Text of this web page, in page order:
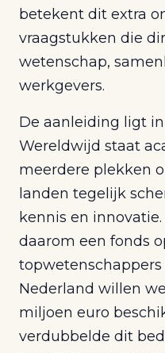
betekent dit extra
vraagstukken die
wetenschap,
werkgevers.
De aanleiding ligt
Wereldwijd staat
meerdere plekken
landen tegelijk
kennis en
daarom een fonds
Nederland willen
miljoen euro
verdubbelde dit